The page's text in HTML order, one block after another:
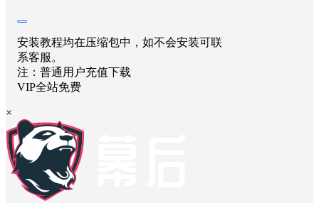
安装教程均在压缩包中，如不会安装可联
系客服。
注：普通用户充值下载
VIP全站免费
×